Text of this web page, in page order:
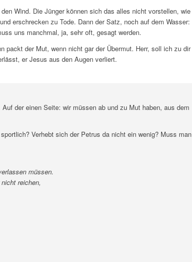
Wind. Die Jünger können sich das alles nicht vorstellen, wie
erschrecken zu Tode. Dann der Satz, noch auf dem Wasser:
uns manchmal, ja, sehr oft, gesagt werden.
packt der Mut, wenn nicht gar der Übermut. Herr, soll ich zu dir
er Jesus aus den Augen verliert.
der einen Seite: wir müssen ab und zu Mut haben, aus dem
Verhebt sich der Petrus da nicht ein wenig? Muss man
müssen.
reichen,